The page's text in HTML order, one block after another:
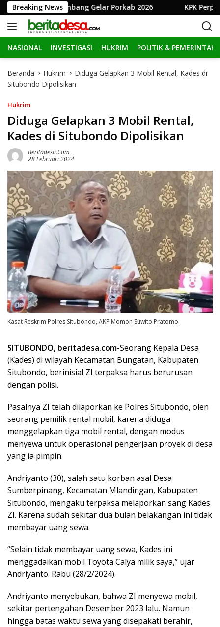
a
g
u
Breaking News
Pemkab Jombang Gelar Porkab 2026 KPK
NASIONAL INVESTIGASI HUKRIM POLITIK & PEMERINTAH
Beranda Hukrim
Diduga Gelapkan 3 Mobil Rental, Kades di
Situbondo Dipolisikan
Hukrim
Diduga Gelapkan 3 Mobil Rental,
Kades di Situbondo Dipolisikan
Beritadesa.com
28 Februari 2024
Kasat Reskrim Polres Situbondo, AKP Momon Suwito Pratomo.
SITUBONDO, beritadesa.com-Seorang Kepala Desa
(Kades) di wilayah Kecamatan Bungatan, Kabupaten
Situbondo, berinisial ZI terpaksa harus berurusan
dengan polisi.
Pasalnya ZI telah dilaporkan ke Polres Situbondo, olen
seorang pemilik rental mobil, karena diduga
menggelapkan tiga mobil rental, dengan modus
menyewa untuk operasional pengerjaan proyek di desa
yang ia pimpin.
Andriyanto (30), salah satu korban asal Desa
Sumberpinang, Kecamatan Mlandingan, Kabupaten
Situbondo, mengaku terpaksa melaporkan sang Kades
ZI. Karena sudah sekitar dua bulan belakangan ini tidak
membayar uang sewa.
“Selain tidak membayar uang sewa, Kades ini
menggadaikan mobil Toyota Calya milik saya,” ujar
Andriyanto. Rabu (28/2/2024).
Andriyanto menyebukan, bahwa ZI menyewa mobil,
sekitar pertengahan Desember 2023 lalu. Namun
hingga batas waktu sewa yang disepakati berahir,